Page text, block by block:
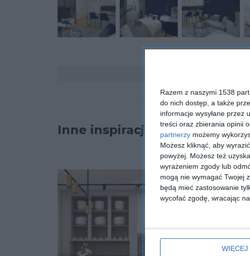
Razem z naszymi 1538
do nich dostęp, a także
informacje wysyłane
treści oraz zbierania opinii
partnerzy możemy
Możesz kliknąć, aby
powyżej. Możesz też
wyrażeniem zgody lub
mogą nie wymagać Twojej
będą mieć zastosowanie
wycofać zgodę, wracając
WIĘCEJ
Inne inspiracje